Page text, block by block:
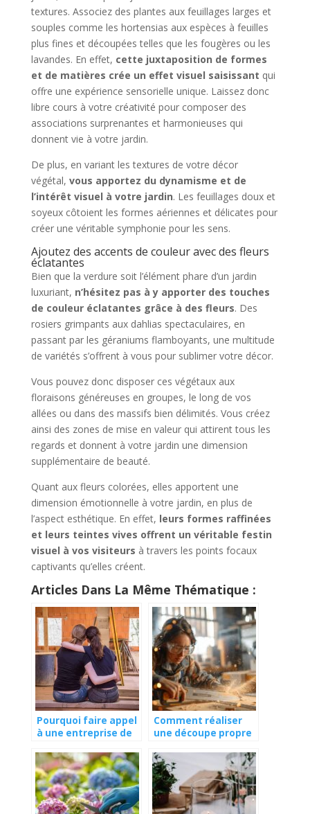
textures. Associez des plantes aux feuillages larges et
souples comme les hortensias aux espèces à feuilles
plus fines et découpées telles que les fougères ou les
lavandes. En effet, cette juxtaposition de formes
et de matières crée un effet visuel saisissant qui
offre une expérience sensorielle unique. Laissez donc
libre cours à votre créativité pour composer des
associations surprenantes et harmonieuses qui
donnent vie à votre jardin.
De plus, en variant les textures de votre décor
végétal, vous apportez du dynamisme et de
l’intérêt visuel à votre jardin. Les feuillages doux et
soyeux côtoient les formes aériennes et délicates pour
créer une véritable symphonie pour les sens.
Ajoutez des accents de couleur avec des fleurs
éclatantes
Bien que la verdure soit l’élément phare d’un jardin
luxuriant, n’hésitez pas à y apporter des touches
de couleur éclatantes grâce à des fleurs. Des
rosiers grimpants aux dahlias spectaculaires, en
passant par les géraniums flamboyants, une multitude
de variétés s’offrent à vous pour sublimer votre décor.
Vous pouvez donc disposer ces végétaux aux
floraisons généreuses en groupes, le long de vos
allées ou dans des massifs bien délimités. Vous créez
ainsi des zones de mise en valeur qui attirent tous les
regards et donnent à votre jardin une dimension
supplémentaire de beauté.
Quant aux fleurs colorées, elles apportent une
dimension émotionnelle à votre jardin, en plus de
l’aspect esthétique. En effet, leurs formes raffinées
et leurs teintes vives offrent un véritable festin
visuel à vos visiteurs à travers les points focaux
captivants qu’elles créent.
Articles Dans La Même Thématique :
Pourquoi faire appel
à une entreprise de
Comment réaliser
une découpe propre